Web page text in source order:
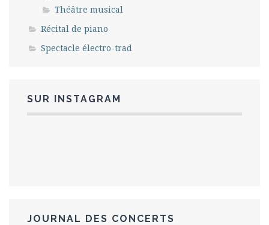
Théâtre musical
Récital de piano
Spectacle électro-trad
SUR INSTAGRAM
JOURNAL DES CONCERTS